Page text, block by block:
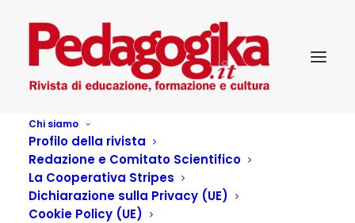
Chi siamo
Profilo della rivista
Redazione e Comitato Scientifico
La Cooperativa Stripes
Dichiarazione sulla Privacy (UE)
Cookie Policy (UE)